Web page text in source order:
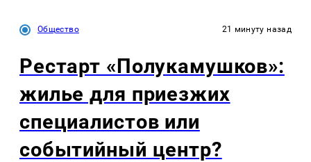
Общество 21 минуту назад
Рестарт «Полукамушков»:
жилье для приезжих
специалистов или
событийный центр?